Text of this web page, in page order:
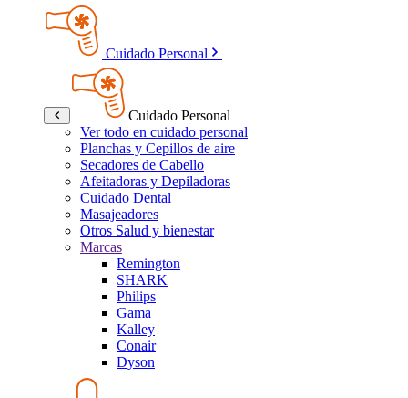
Cuidado Personal
Cuidado Personal
Ver todo en cuidado personal
Planchas y Cepillos de aire
Secadores de Cabello
Afeitadoras y Depiladoras
Cuidado Dental
Masajeadores
Otros Salud y bienestar
Marcas
Remington
SHARK
Philips
Gama
Kalley
Conair
Dyson